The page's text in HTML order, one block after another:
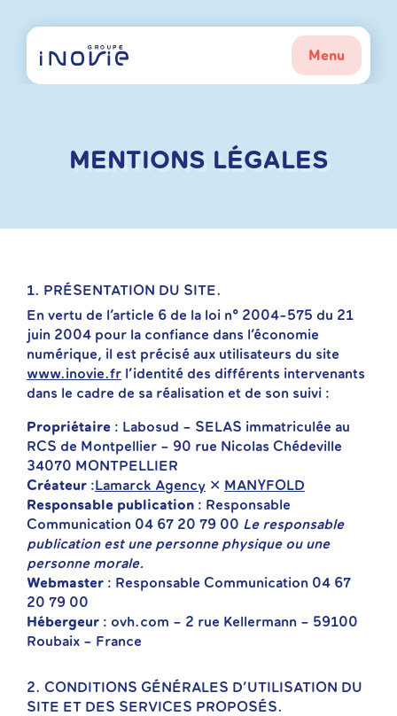
content
Menu
MENTIONS LÉGALES
1. PRÉSENTATION DU SITE.
En vertu de l’article 6 de la loi n° 2004-575 du 21
juin 2004 pour la confiance dans l’économie
numérique, il est précisé aux utilisateurs du site
www.inovie.fr l’identité des différents intervenants
dans le cadre de sa réalisation et de son suivi :
Propriétaire : Labosud – SELAS immatriculée au
RCS de Montpellier – 90 rue Nicolas Chédeville
34070 MONTPELLIER
Créateur :Lamarck Agency ✕ MANYFOLD
Responsable publication : Responsable
Communication 04 67 20 79 00 Le responsable
publication est une personne physique ou une
personne morale.
Webmaster : Responsable Communication 04 67
20 79 00
Hébergeur : ovh.com – 2 rue Kellermann – 59100
Roubaix – France
2. CONDITIONS GÉNÉRALES D’UTILISATION DU
SITE ET DES SERVICES PROPOSÉS.